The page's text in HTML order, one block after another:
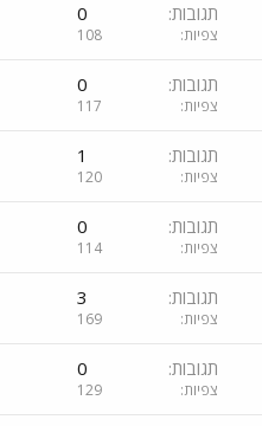
תגובות 0
צפיות 108
תגובות 0
צפיות 117
תגובות 1
צפיות 120
תגובות 0
צפיות 114
תגובות 3
צפיות 169
תגובות 0
צפיות 129